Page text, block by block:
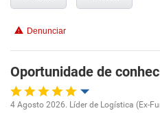
Benefícios
Recomenda esta empresa
Não recomenda a diretoria
Denunciar
Oportunidade de
4 Agosto 2026. Líder de Logística (Ex-